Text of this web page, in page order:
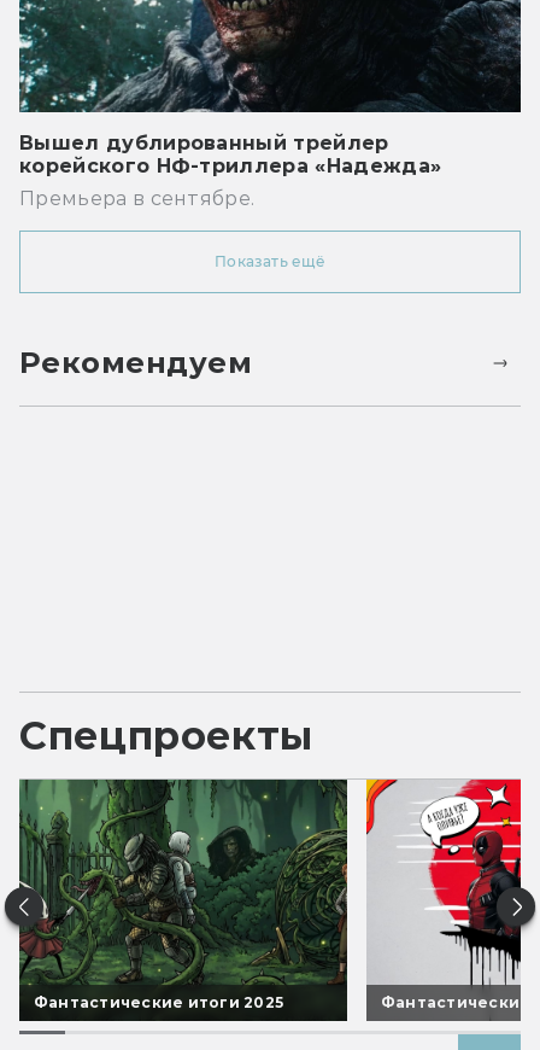
Вышел дублированный трейлер
корейского НФ-триллера «Надежда»
Премьера в сентябре.
Показать ещё
Рекомендуем
Спецпроекты
Фантастические итоги 2025 Фантастические